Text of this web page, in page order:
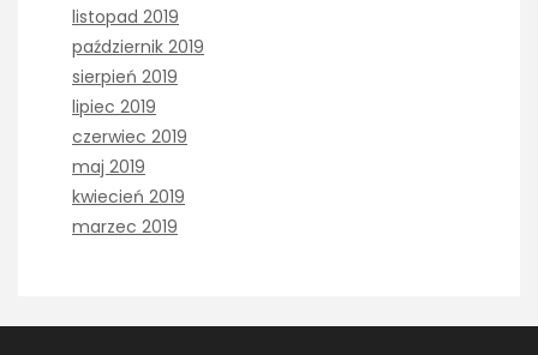
listopad 2019
październik 2019
sierpień 2019
lipiec 2019
czerwiec 2019
maj 2019
kwiecień 2019
marzec 2019